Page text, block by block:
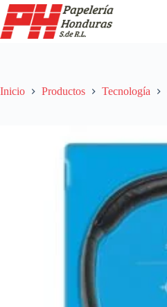
Saltar
al
contenido
Inicio Productos Tecnología